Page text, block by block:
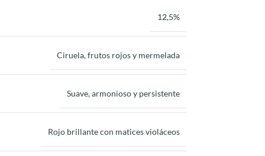
12,5%
Ciruela, frutos rojos y mermelada
Suave, armonioso y persistente
Rojo brillante con matices violáceos